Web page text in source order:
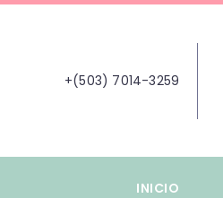
+(503) 7014-3259
INICIO